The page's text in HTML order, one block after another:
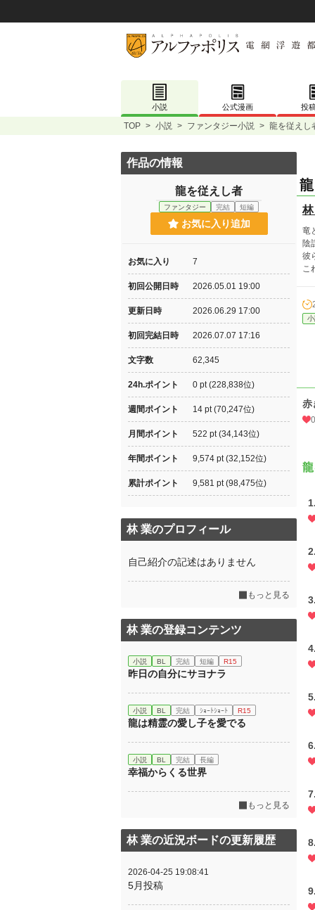
小説 公式漫画 投
TOP > 小説 > ファンタジー小説 > 龍を従えし
竜
陰
彼
こ
小
赤
0
1.
2.
3.
4.
5.
6.
7.
8.
9.
作品の情報
龍を従えし者
ファンタジー 完結 短編
お気に入り追加
お気に入り 7
初回公開日時 2026.05.01 19:00
更新日時 2026.06.29 17:00
初回完結日時 2026.07.07 17:16
文字数 62,345
24h.ポイント 0 pt (228,838位)
週間ポイント 14 pt (70,247位)
月間ポイント 522 pt (34,143位)
年間ポイント 9,574 pt (32,152位)
累計ポイント 9,581 pt (98,475位)
林 業のプロフィール
自己紹介の記述はありません
もっと見る
林 業の登録コンテンツ
小説 BL 完結 短編 R15
昨日の自分にサヨナラ
小説 BL 完結 ｼｮｰﾄｼｮｰﾄ R15
龍は精霊の愛し子を愛でる
小説 BL 完結 長編
幸福からくる世界
もっと見る
林 業の近況ボードの更新履歴
2026-04-25 19:08:41
5月投稿